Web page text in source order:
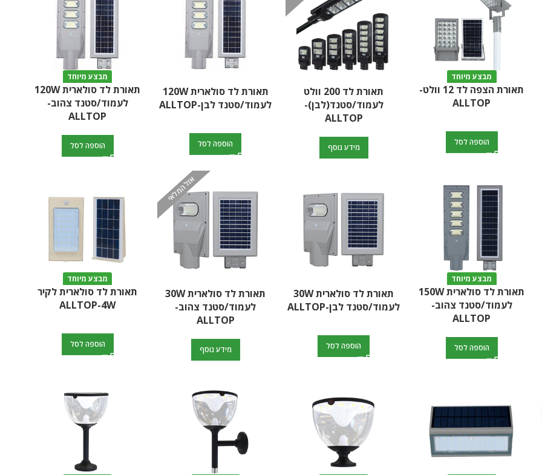
מבצע מיוחד
תאורת הצפה לד 12 וולט-
ALLTOP
הוספה לסל
תאורת לד 200 וולט
לעמוד/סטנד(לבן)-
ALLTOP
מידע נוסף
תאורת לד סולארית 120W
לעמוד/סטנד לבן-ALLTOP
הוספה לסל
מבצע מיוחד
תאורת לד סולארית 120W
לעמוד/סטנד צהוב-
ALLTOP
הוספה לסל
מבצע מיוחד
תאורת לד סולארית 150W
לעמוד/סטנד צהוב-
ALLTOP
הוספה לסל
תאורת לד סולארית 30W
לעמוד/סטנד לבן-ALLTOP
הוספה לסל
אזל המלאי
תאורת לד סולארית 30W
לעמוד/סטנד צהוב-
ALLTOP
מידע נוסף
מבצע מיוחד
תאורת לד סולארית לקיר
ALLTOP-4W
הוספה לסל